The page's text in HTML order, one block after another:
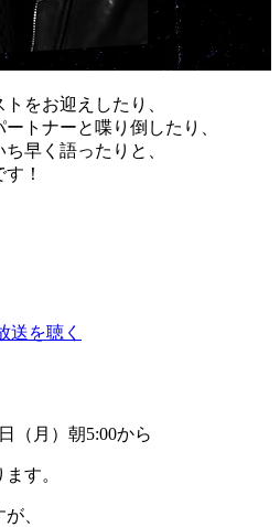
をお迎えしたり、
トナーと喋り倒したり、
早く語ったりと、
！
送を聴く
（月）朝5:00から
す。
、